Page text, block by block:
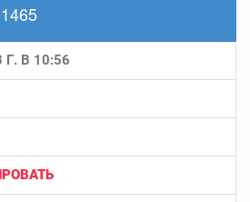
Г. В 10:56